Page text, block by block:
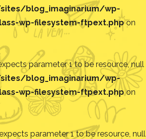
blog_imaginarium/wp-
wp-filesystem-ftpext.phpon
parameter 1 to be resource, null
blog_imaginarium/wp-
wp-filesystem-ftpext.phpon
parameter 1 to be resource, null